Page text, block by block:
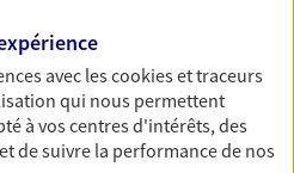
un conseil d'expert
constituer une
avec lescookies et traceurs
qui nous permettent
à vos centres d'intérêts, des
de suivre la performance de nos